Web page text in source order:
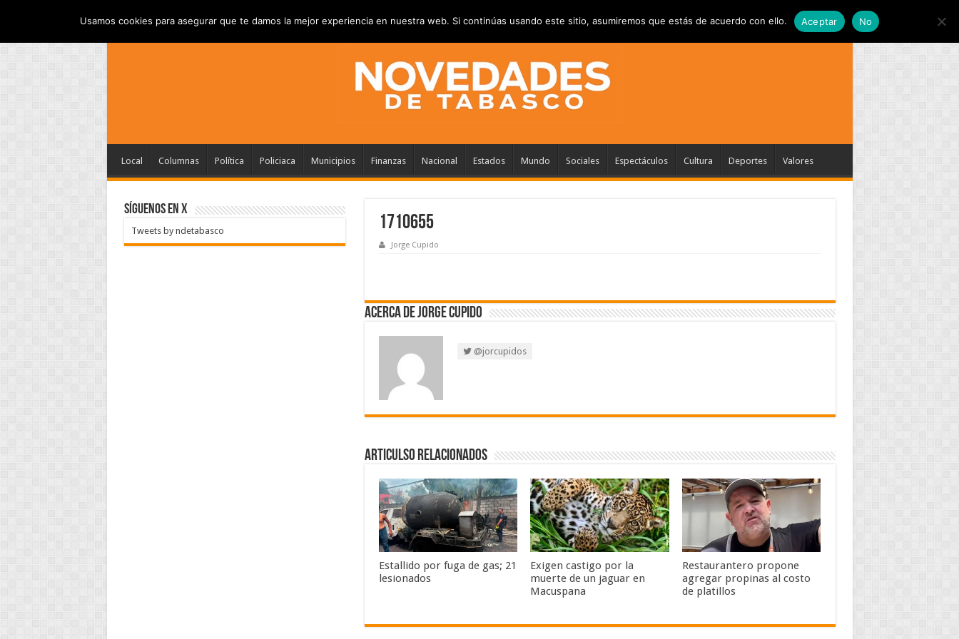
Local Columnas Política Policiaca Municipios Finanzas Nacional Estados Mundo Sociales Espectáculos Cultura Deportes Valores
1710655
Jorge Cupido
Acerca de Jorge Cupido
@jorcupidos
Articulso Relacionados
Estallido por fuga de gas; 21
lesionados
Exigen castigo por la
muerte de un jaguar en
Macuspana
Restaurantero propone
agregar propinas al costo
de platillos
SÍGUENOS EN X
Tweets by ndetabasco
Usamos cookies para asegurar que te damos la mejor experiencia en nuestra web. Si continúas usando este sitio, asumiremos que estás de acuerdo con ello. Aceptar No